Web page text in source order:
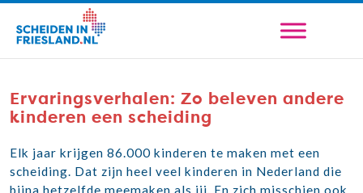
Ervaringsverhalen: Zo beleven andere
kinderen een scheiding
Elk jaar krijgen 86.000 kinderen te maken met een
scheiding. Dat zijn heel veel kinderen in Nederland die
bijna hetzelfde meemaken als jij. En zich misschien ook